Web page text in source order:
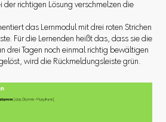
der richtigen Lösung verschmelzen die
das Lernmodul mit drei roten Strichen
Für die Lernenden heißt das, dass sie die
drei Tagen noch einmal richtig bewältigen
wird die Rückmeldungsleiste grün.